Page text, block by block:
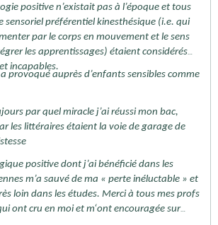
positive n’existait pas à l’époque et tous
sensoriel préférentiel kinesthésique (i.e. qui
par le corps en mouvement et le sens
les apprentissages) étaient considérés
incapables.
provoqué auprès d’enfants sensibles comme
par quel miracle j’ai réussi mon bac,
les littéraires étaient la voie de garage de
positive dont j’ai bénéficié dans les
m’a sauvé de ma « perte inéluctable » et
loin dans les études. Merci à tous mes profs
ont cru en moi et m‘ont encouragée sur